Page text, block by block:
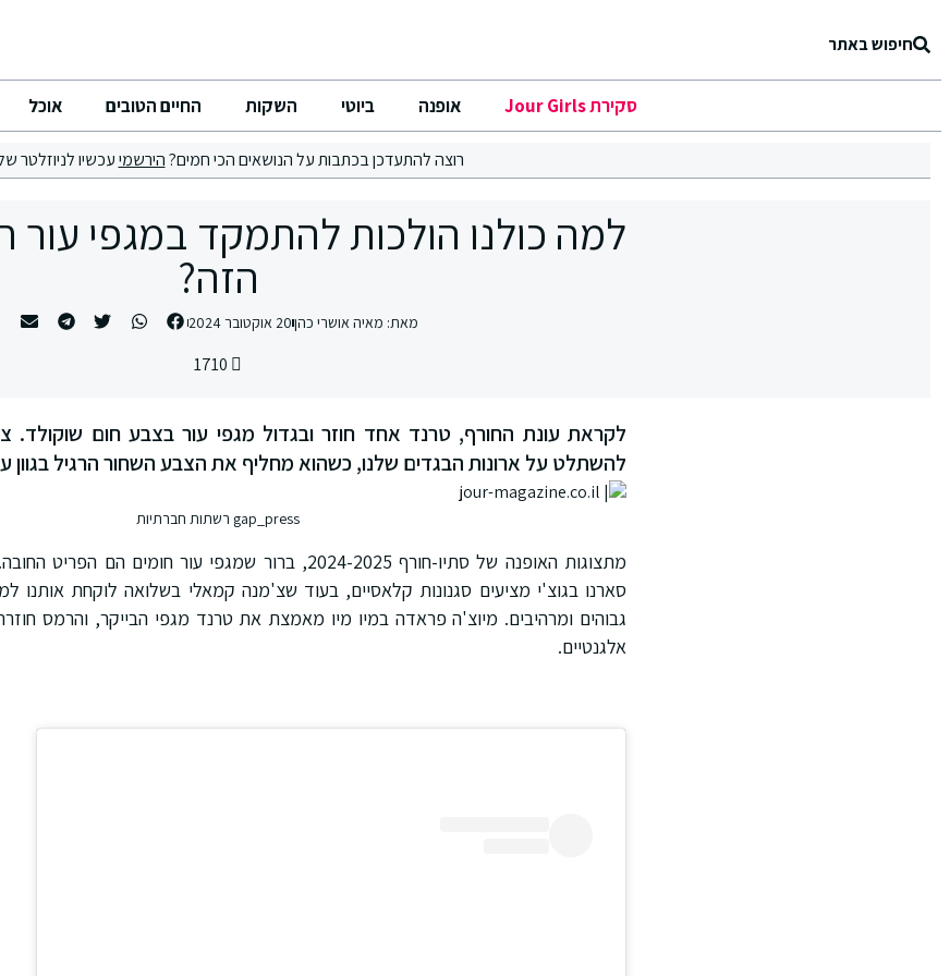
חיפוש באתר
סקירת Jour Girls אופנה ביוטי השקות החיים הטובים אוכל
רוצה להתעדכן בכתבות על הנושאים הכי חמים?הירשמיעכשיו לניוזלטר
למה כולנו הולכות להתמקד במגפי עור
הזה?
מאת: מאיה אושרי כהן20 אוקטובר 2024
לקראת עונת החורף, טרנד אחד חוזר ובגדול מגפי עור בצבע חום שוקולד.
להשתלט על ארונות הבגדים שלנו, כשהוא מחליף את הצבע השחור הרגיל
gap_press רשתות חברתיות
מתצוגות האופנה של סתיו-חורף 2024-2025, ברור שמגפי עור
סארנו בגוצ'י מציעים סגנונות קלאסיים, בעוד שצ'מנה קמאלי בשלואה לוקחת אותנו
גבוהים ומרהיבים. מיוצ'ה פראדה במיו מיו מאמצת את טרנד מגפי הבייקר, והרמס
אלגנטיים.